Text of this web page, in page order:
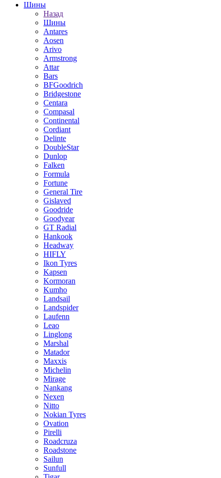
Шины
Назад
Шины
Antares
Aosen
Arivo
Armstrong
Attar
Bars
BFGoodrich
Bridgestone
Centara
Compasal
Continental
Cordiant
Delinte
DoubleStar
Dunlop
Falken
Formula
Fortune
General Tire
Gislaved
Goodride
Goodyear
GT Radial
Hankook
Headway
HIFLY
Ikon Tyres
Kapsen
Kormoran
Kumho
Landsail
Landspider
Laufenn
Leao
Linglong
Marshal
Matador
Maxxis
Michelin
Mirage
Nankang
Nexen
Nitto
Nokian Tyres
Ovation
Pirelli
Roadcruza
Roadstone
Sailun
Sunfull